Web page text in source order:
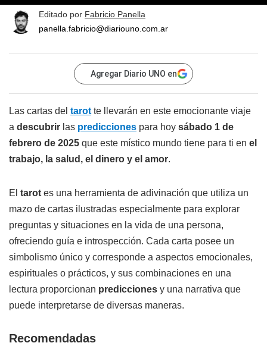
Editado por Fabricio Panella
panella.fabricio@diariouno.com.ar
Agregar Diario UNO en
Las cartas del tarotte llevarán en este emocionante viaje
a descubrir las predicciones para hoy sábado 1 de
febrero de 2025 que este místico mundo tiene para ti en el
trabajo, la salud, el dinero y el amor.
El tarot es una herramienta de adivinación que utiliza un
mazo de cartas ilustradas especialmente para explorar
preguntas y situaciones en la vida de una persona,
ofreciendo guía e introspección. Cada carta posee un
simbolismo único y corresponde a aspectos emocionales,
espirituales o prácticos, y sus combinaciones en una
lectura proporcionan predicciones y una narrativa que
puede interpretarse de diversas maneras.
Recomendadas